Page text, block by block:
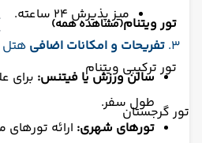
تور ویتنام(مشاهده همه)
تور ترکیبی ویتنام
تور گرجستان
میز پذیرش ۲۴ ساعته.
۳. تفریحات و امکانات اضافی هتل
سالن ورزش یا فیتنس: برای
طول سفر.
تورهای شهری: ارائه تورهای